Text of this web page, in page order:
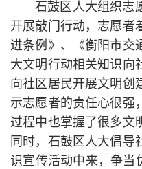
石鼓区人大组织志
开展敲门行动，志愿者
进条例》、《衡阳市交
大文明行动相关知识向
向社区居民开展文明创
示志愿者的责任心很强
过程中也掌握了很多文
同时，石鼓区人大倡导
识宣传活动中来，争当